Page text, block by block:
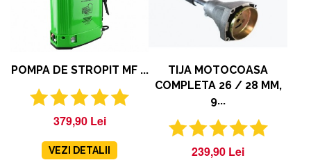
POMPA DE STROPIT MF ...
379,90 Lei
VEZI DETALII
TIJA MOTOCOASA
COMPLETA 26 / 28 MM,
9...
239,90 Lei